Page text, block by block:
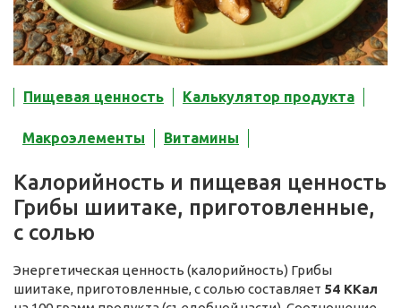
Пищевая ценность Калькулятор продукта
Макроэлементы Витамины
Калорийность и пищевая ценность
Грибы шиитаке, приготовленные,
с солью
Энергетическая ценность (калорийность) Грибы
шиитаке, приготовленные, с солью составляет 54 ККал